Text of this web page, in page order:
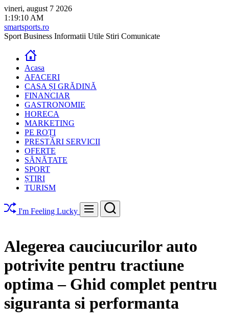
Skip
to
content
vineri, august 7 2026
1 :19:11 AM
smartsports.ro
Sport Business Informatii Utile Stiri Comunicate
Acasa
AFACERI
CASA ȘI GRĂDINĂ
FINANCIAR
GASTRONOMIE
HORECA
MARKETING
PE ROȚI
PRESTĂRI SERVICII
OFERTE
SĂNĂTATE
SPORT
ȘTIRI
TURISM
I'm Feeling Lucky Menu Search
Alegerea cauciucurilor auto
potrivite pentru tractiune
optima – Ghid complet pentru
siguranta si performanta